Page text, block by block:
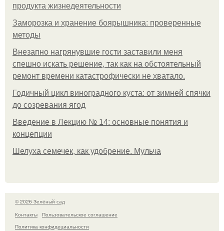
продукта жизнедеятельности
Заморозка и хранение боярышника: проверенные
методы
Внезапно нагрянувшие гости заставили меня
спешно искать решение, так как на обстоятельный
ремонт времени катастрофически не хватало.
Годичный цикл виноградного куста: от зимней спячки
до созревания ягод
Введение в Лекцию № 14: основные понятия и
концепции
Шелуха семечек, как удобрение. Мульча
© 2026 Зелёный сад
Контакты
Пользовательское соглашение
Политика конфидециальности